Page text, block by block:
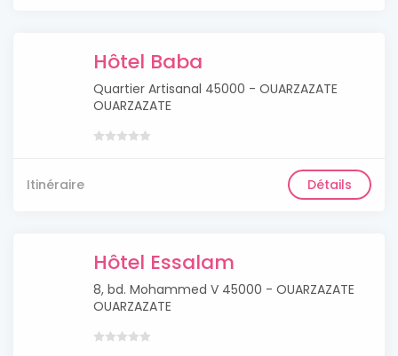
Hôtel Baba
Quartier Artisanal 45000 - OUARZAZATE
OUARZAZATE
Itinéraire Détails
Hôtel Essalam
8, bd. Mohammed V 45000 - OUARZAZATE
OUARZAZATE